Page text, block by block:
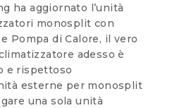
ha aggiornato l’unità
monosplit con
Pompa di Calore, il vero
adesso è
e rispettoso
esterne per monosplit
una sola unità